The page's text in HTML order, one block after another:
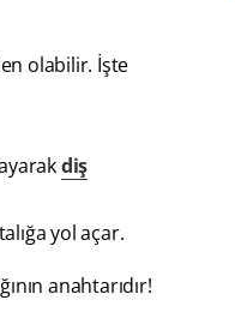
olabilir. İşte
diş
yol açar.
anahtarıdır!